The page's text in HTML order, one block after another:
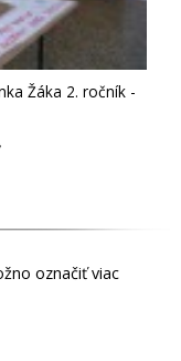
Žáka 2. ročník -
označiť viac